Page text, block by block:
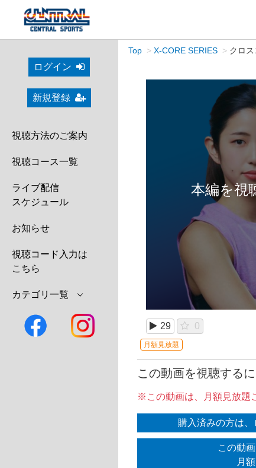
ログイン
新規登録
視聴方法のご案内
視聴コース一覧
ライブ配信
スケジュール
お知らせ
視聴コード入力は
こちら
カテゴリ一覧
Top X-CORE SERIES クロ
本編を視
29 0
月額見放題
この動画を視聴する
※この動画は、月額見放題
購入済みの方は
この動
月